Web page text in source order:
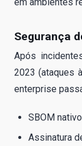
Segurança
Após
2023 (ataques
enterprise
SBOM nativo
Assinatura